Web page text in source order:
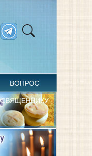
ВОПРОС
СВЯЩЕННИКУ